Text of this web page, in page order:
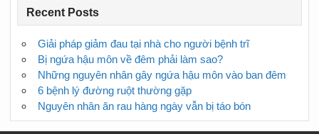
Recent Posts
Giải pháp giảm đau tại nhà cho người bệnh trĩ
Bị ngứa hậu môn về đêm phải làm sao?
Những nguyên nhân gây ngứa hậu môn vào ban đêm
6 bệnh lý đường ruột thường gặp
Nguyên nhân ăn rau hàng ngày vẫn bị táo bón